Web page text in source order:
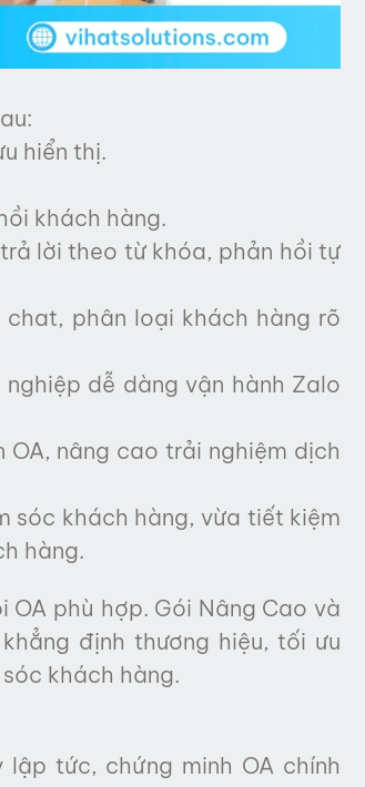
hiển thị.
khách hàng.
lời theo từ khóa, phản hồi tự
phân loại khách hàng rõ
dễ dàng vận hành Zalo
nâng cao trải nghiệm dịch
sóc khách hàng, vừa tiết kiệm
hàng.
phù hợp. Gói Nâng Cao và
định thương hiệu, tối ưu
khách hàng.
tức, chứng minh OA chính